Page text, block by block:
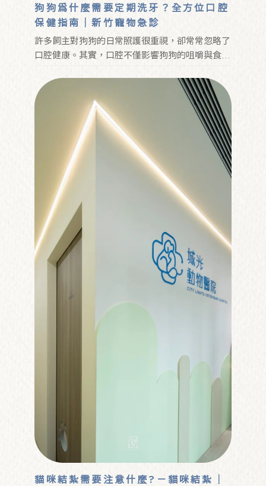
狗狗為什麼需要定期洗牙？全方位口腔
保健指南｜新竹寵物急診
許多飼主對狗狗的日常照護很重視，卻常常忽略了
口腔健康。其實，口腔不僅影響狗狗的咀嚼與食
貓咪結紮需要注意什麼?－貓咪結紮｜